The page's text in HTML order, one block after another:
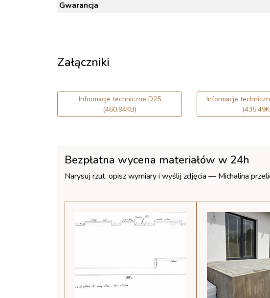
Gwarancja
Załączniki
Informacje techniczne D25
(460.94KB)
Informacje
Bezpłatna wycena materiałów w 24h
Narysuj rzut, opisz wymiary i wyślij zdjęcia — Michalina